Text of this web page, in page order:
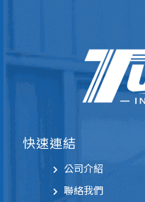
快速連結
公司介紹
聯絡我們